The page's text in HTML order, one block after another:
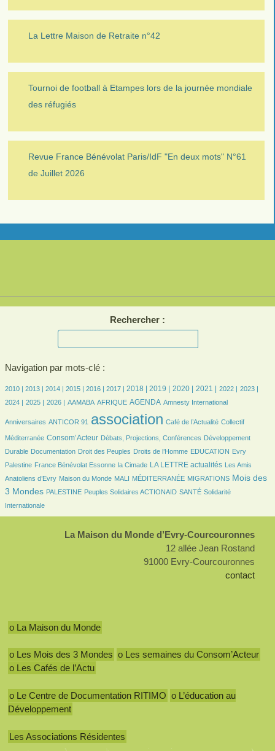
La Lettre Maison de Retraite n°42
Tournoi de football à Etampes lors de la journée mondiale
des réfugiés
Revue France Bénévolat Paris/IdF "En deux mots" N°61
de Juillet 2026
Rechercher :
Navigation par mots-clé :
17/4052
2010 |
15/4052
2013 |
303/4052 2014 |
584/4052 2015 |
704/4052 2016 |
810/4052 2017 |
1184/4052 2018 |
1170/4052 2019 |
992/4052 2020 |
1066/4052 2021 |
830/4052 2022 |
807/4052 2023 |
802/4052
2024 |
760/4052
2025 |
798/4052 2026 |
150/4052 AAMABA
324/4052 AFRIQUE
884/4052 AGENDA
24/4052 Amnesty International
47/4052
Anniversaires ANTICOR 91 association Café de l’Actualité Collectif
Méditerranée
1057/4052 Consom’Acteur
268/4052 Débats, Projections, Conférences
281/4052
Développement
Durable
134/4052Documentation
52/4052 Droit des Peuples
283/4052 Droits de l’Homme
79/4052 EDUCATION
21/4052
Evry
Palestine
155/4052France Bénévolat Essonne
36/4052 la Cimade
1290/4052 LA LETTRE actualités
72/4052
Les Amis
Anatoliens d’Evry
169/4052 Maison du Monde
50/4052 MALI
26/4052 MÉDITERRANÉE
227/4052 MIGRATIONS
1734/4052
Mois des
3 Mondes
170/4052 PALESTINE
194/4052 Peuples Solidaires ACTIONAID
166/4052 SANTÉ
453/4052
Solidarité
Internationale
La Maison du Monde d’Evry-Courcouronnes
12 allée Jean Rostand
91000 Evry-Courcouronnes
contact
o La Maison du Monde
o Les Mois des 3 Mondes o Les semaines du Consom’Acteur
o Les Cafés de l’Actu
o Le Centre de Documentation RITIMO o L’éducation au
Développement
Les Associations Résidentes